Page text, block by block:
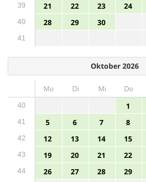
39 21 22 23 24
40 28 29 30
41
Oktober 2026
Mo Di Mi Do
40
1
41 5 6 7 8
42 12 13 14 15
43 19 20 21 22
44 26 27 28 29